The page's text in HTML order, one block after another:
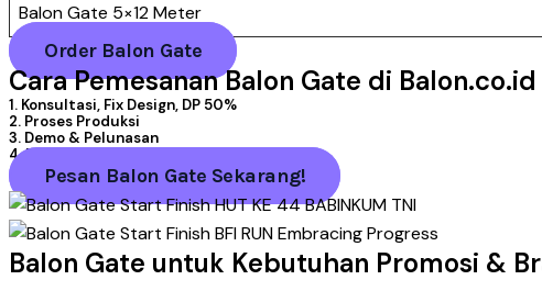
Balon Gate 5×12 Meter
Order Balon Gate
Cara Pemesanan Balon Gate di Balon.co.id
1. Konsultasi, Fix Design, DP 50%
2. Proses Produksi
3. Demo & Pelunasan
4. Pengiriman
Pesan Balon Gate Sekarang!
Balon Gate untuk Kebutuhan Promosi &